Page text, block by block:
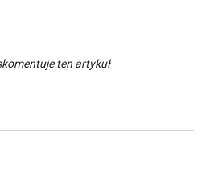
ten artykuł